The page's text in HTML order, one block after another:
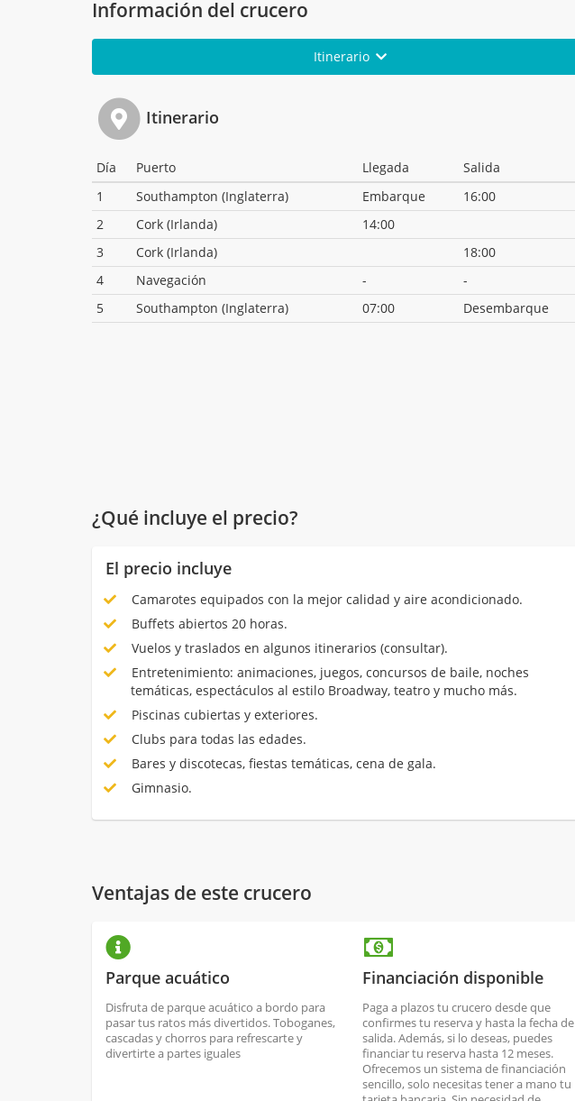
Información del crucero
Itinerario
Itinerario
Día Puerto Llegada
Salida
1
Southampton (Inglaterra) Embarque
16:00
2
Cork (Irlanda)
14:00
3
Cork (Irlanda)
18:00
4
Navegación -
-
5
Southampton (Inglaterra) 07:00 Desembarque
¿Qué incluye el precio?
El precio incluye
Camarotes equipados con la mejor calidad y aire acondicionado.
Buffets abiertos 20 horas.
Vuelos y traslados en algunos itinerarios (consultar).
Entretenimiento: animaciones, juegos, concursos de baile, noches
temáticas, espectáculos al estilo Broadway, teatro y mucho más.
Piscinas cubiertas y exteriores.
Clubs para todas las edades.
Bares y discotecas, fiestas temáticas, cena de gala.
Gimnasio.
Ventajas de este crucero
Parque acuático
Disfruta de parque acuático a bordo para
pasar tus ratos más divertidos. Toboganes,
cascadas y chorros para refrescarte y
divertirte a partes iguales
Financiación disponible
Paga a plazos tu crucero desde que
confirmes tu reserva y hasta la fecha de
salida. Además, si lo deseas, puedes
financiar tu reserva hasta 12 meses.
Ofrecemos un sistema de financiación
sencillo, solo necesitas tener a mano tu